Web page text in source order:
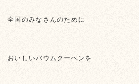
全国のみなさんのために
おいしいバウムクーヘンを